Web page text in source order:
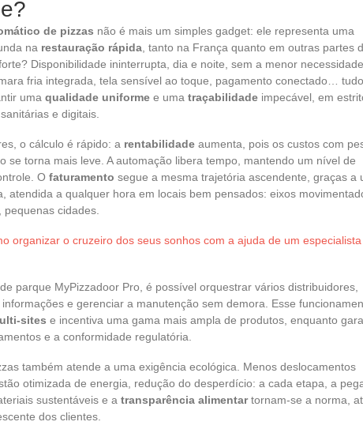
de pizzas não é mais um simples gadget: ele representa uma
na restauração rápida , tanto na França quanto em outras partes
Disponibilidade ininterrupta, dia e noite, sem a menor
fria integrada, tela sensível ao toque, pagamento conectado…
uma qualidade uniforme e uma traçabilidade impecável, em
e digitais.
o cálculo é rápido: a rentabilidade aumenta, pois os custos com
se torna mais leve. A automação libera tempo, mantendo um nível de
O faturamento segue a mesma trajetória ascendente, graças a
atendida a qualquer hora em locais bem pensados: eixos
cidades.
organizar o cruzeiro dos seus sonhos com a ajuda de um especialista
parque MyPizzadoor Pro, é possível orquestrar vários distribuidores,
e gerenciar a manutenção sem demora. Esse
sites e incentiva uma gama mais ampla de produtos, enquanto
e a conformidade regulatória.
também atende a uma exigência ecológica. Menos deslocamentos
otimizada de energia, redução do desperdício: a cada etapa, a
sustentáveis e a transparência alimentartornam-se a norma,
dos clientes.